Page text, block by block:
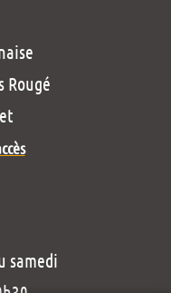
Rougé
samedi